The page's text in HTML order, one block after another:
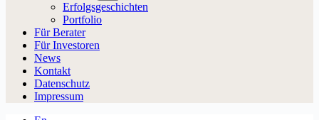
Erfolgsgeschichten
Portfolio
Für Berater
Für Investoren
News
Kontakt
Datenschutz
Impressum